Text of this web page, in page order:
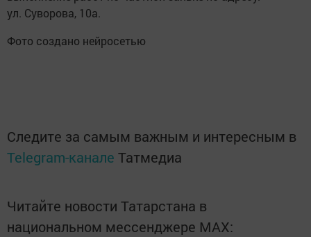
ул. Суворова, 10а.
Фото создано нейросетью
Следите за самым важным и интересным в
Telegram-канале Татмедиа
Читайте новости Татарстана в
национальном мессенджере MАХ: